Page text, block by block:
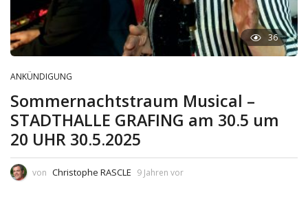
36
ANKÜNDIGUNG
Sommernachtstraum Musical –
STADTHALLE GRAFING am 30.5 um
20 UHR 30.5.2025
von Christophe RASCLE 9 Jahren vor